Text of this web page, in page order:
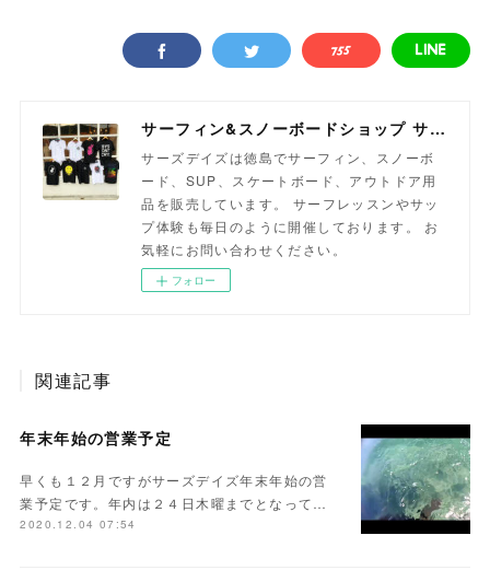
サーフィン&スノーボードショップ サーズデイズ徳島
サーズデイズは徳島でサーフィン、スノーボ
ード、SUP、スケートボード、アウトドア用
品を販売しています。 サーフレッスンやサッ
プ体験も毎日のように開催しております。 お
気軽にお問い合わせください。
フォロー
関連記事
年末年始の営業予定
早くも１２月ですがサーズデイズ年末年始の営
業予定です。年内は２４日木曜までとなって…
2020.12.04 07:54